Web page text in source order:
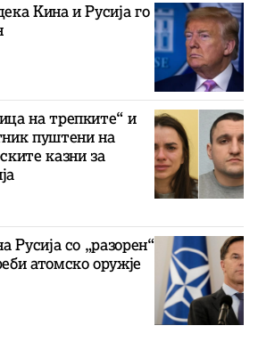
Кина и Русија го
на трепките“ и
пуштени на
казни за
Русија со „разорен“
атомско оружје